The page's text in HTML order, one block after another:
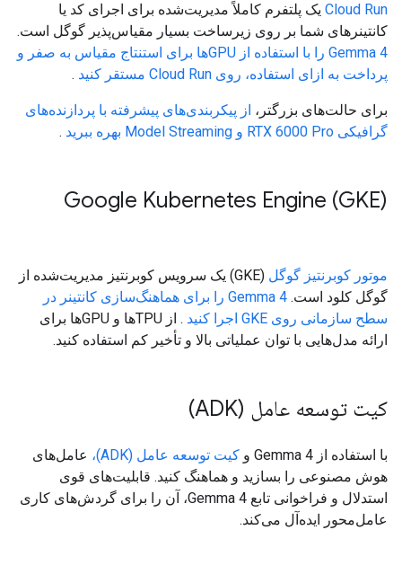
Cloud Run یک پلتفرم کاملاً مدیریت‌شده برای اجرای کد یا
کانتینرهای شما بر روی زیرساخت بسیار مقیاس‌پذیر گوگل است.
Gemma 4 را با استفاده از GPUها برای استنتاج مقیاس به صفر و
پرداخت به ازای استفاده، روی Cloud Run مستقر کنید
.
برای حالت‌های بزرگتر، از پیکربندی‌های پیشرفته با پردازنده‌های
گرافیکی RTX 6000 Pro و Model Streaming بهره ببرید
.
Google Kubernetes Engine (GKE)
موتور کوبرنتیز گوگل
(GKE) یک سرویس کوبرنتیز مدیریت‌شده از
گوگل کلود است.
Gemma 4 را برای هماهنگ‌سازی کانتینر در
سطح سازمانی روی GKE اجرا کنید
. از TPUها و GPUها برای
ارائه مدل‌هایی با توان عملیاتی بالا و تأخیر کم استفاده کنید.
کیت توسعه عامل (ADK)
با استفاده از Gemma 4 و کیت توسعه عامل (ADK)،
عامل‌های
هوش مصنوعی را بسازید و هماهنگ کنید. قابلیت‌های قوی
استدلال و فراخوانی تابع Gemma 4، آن را برای گردش‌های کاری
عامل‌محور ایده‌آل می‌کند.